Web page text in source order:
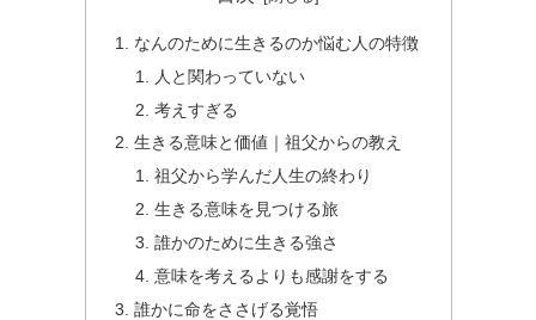
なんのために生きるのか悩む人の特徴
人と関わっていない
考えすぎる
生きる意味と価値｜祖父からの教え
祖父から学んだ人生の終わり
生きる意味を見つける旅
誰かのために生きる強さ
意味を考えるよりも感謝をする
誰かに命をささげる覚悟